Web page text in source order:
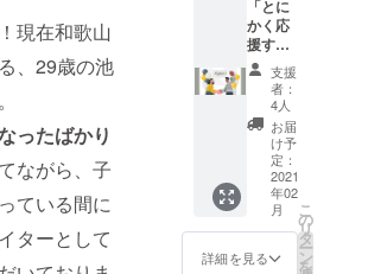
現在和歌山
、29歳の池
ったばかり
ながら、子
ている間に
ターとして
す、ぜひ燃
やしてくだ
さい。
「とに
かく応
援する
よ！」
という
方は、
こちら
から応
援よろ
しくお
願いい
たしま
す。
私、絶
支援
者：
4人
お届
け予
定：
2021
年02
月
詳細を見る
こ
の
リ
タ
ー
ン
を